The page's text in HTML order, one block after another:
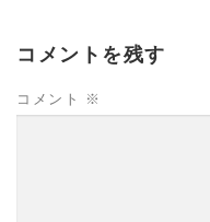
コメントを残す
コメント ※